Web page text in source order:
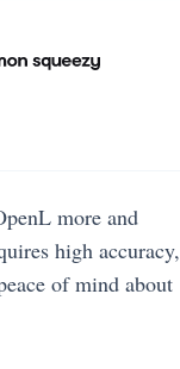
more and
high accuracy,
of mind about